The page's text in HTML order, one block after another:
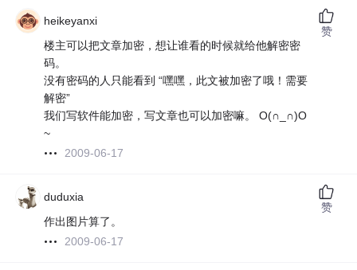
heikeyanxi
楼主可以把文章加密，想让谁看的时候就给他解密密
码。
没有密码的人只能看到 “嘿嘿，此文被加密了哦！需要
解密”
我们写软件能加密，写文章也可以加密嘛。 O(∩_∩)O
~
2009-06-17
赞
duduxia
作出图片算了。
2009-06-17
赞